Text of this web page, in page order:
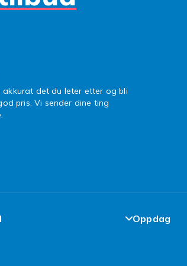
det du leter etter og bli
pris. Vi sender dine ting
Oppdag